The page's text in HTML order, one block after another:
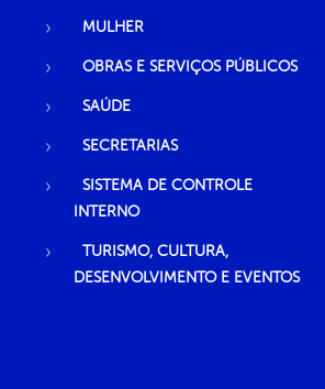
MULHER
OBRAS E SERVIÇOS PÚBLICOS
SAÚDE
SECRETARIAS
SISTEMA DE CONTROLE
INTERNO
TURISMO, CULTURA,
DESENVOLVIMENTO E EVENTOS